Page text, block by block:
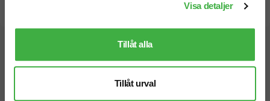
Visa detaljer
Tillåt alla
Tillåt urval